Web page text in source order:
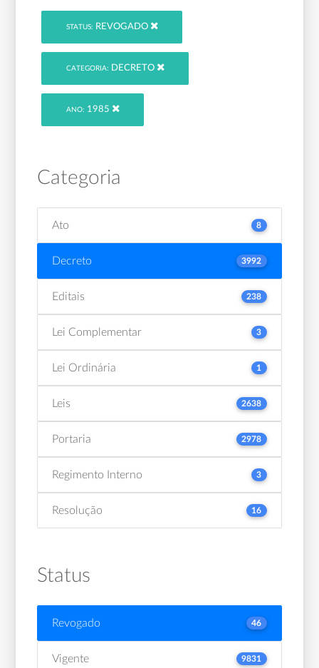
STATUS: REVOGADO
CATEGORIA: DECRETO
ANO: 1985
Categoria
Ato 8
Decreto 3992
Editais 238
Lei Complementar 3
Lei Ordinária 1
Leis 2638
Portaria 2978
Regimento Interno 3
Resolução 16
Status
Revogado 46
Vigente 9831